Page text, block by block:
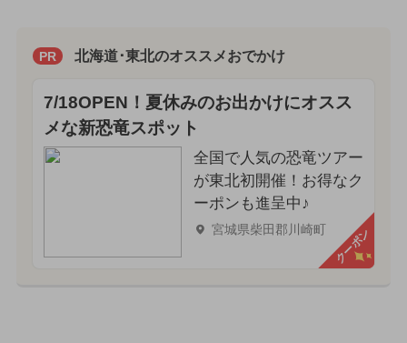
PR 北海道･東北のオススメおでかけ
7/18OPEN！夏休みのお出かけにオスス
メな新恐竜スポット
全国で人気の恐竜ツアー
が東北初開催！お得なク
ーポンも進呈中♪
宮城県柴田郡川崎町 クーポン